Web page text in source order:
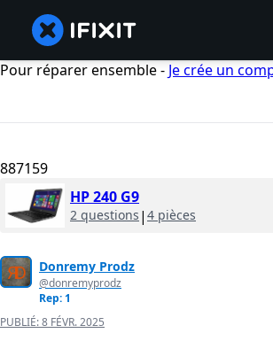
Pour réparer ensemble - Je crée un
887159
HP 240 G9
2 questions | 4 pièces
Donremy Prodz
@donremyprodz
Rep: 1
PUBLIÉ:8 FÉVR. 2025